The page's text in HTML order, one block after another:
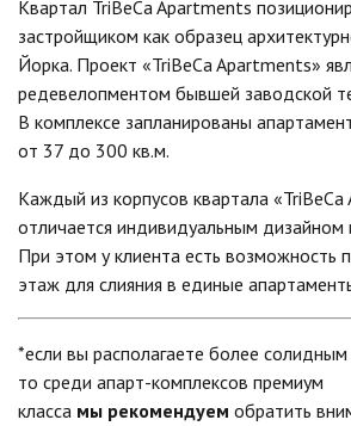
Квартал TriBeCa Apartments
застройщиком как образец
Йорка. Проект «TriBeCaApartments»
редевелопментом бывшей заводской
В комплексе запланированы
от 37 до 300 кв.м.
Каждый из корпусов квартала «TriBeCa
отличается индивидуальным дизайном
При этом у клиента есть возможность
этаж для слияния в единые
*если вы располагаете более
то среди апарт-комплексов премиум
класса мы рекомендуем обратить